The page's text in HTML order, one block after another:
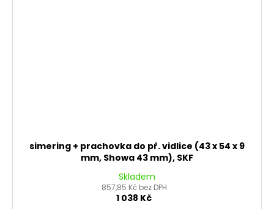
simering + prachovka do př. vidlice (43 x 54 x 9
mm, Showa 43 mm), SKF
Skladem
857,85 Kč bez DPH
1 038 Kč